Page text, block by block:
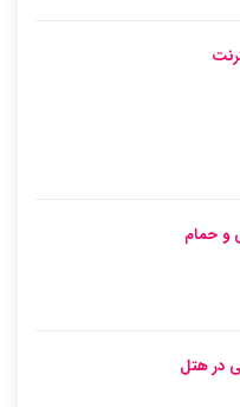
و حمام
در هتل